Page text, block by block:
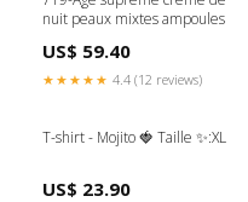
nuit peaux mixtes ampoules
US$ 59.40
★★★★★ 4.4 (12 reviews)
T-shirt - Mojito 🍓 Taille ✨:XL
US$ 23.90